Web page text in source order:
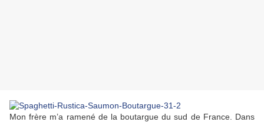
Mon frère m’a ramené de la boutargue du sud de France. Dans